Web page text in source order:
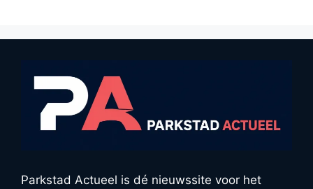
Parkstad Actueel is dé nieuwssite voor het